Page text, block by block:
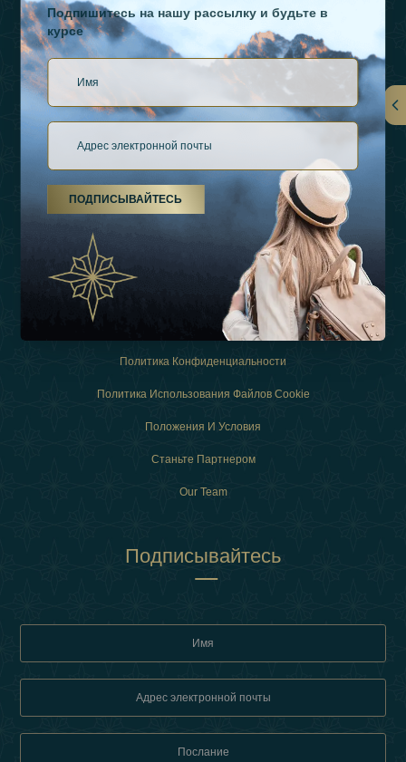
О Нас
Виды Отдыха
Связаться
Политика Конфиденциальности
Политика Использования Файлов Cookie
Положения И Условия
Станьте Партнером
Our Team
Подписывайтесь
Подпишитесь на нашу рассылку и будьте в
курсе
ПОДПИСЫВАЙТЕСЬ